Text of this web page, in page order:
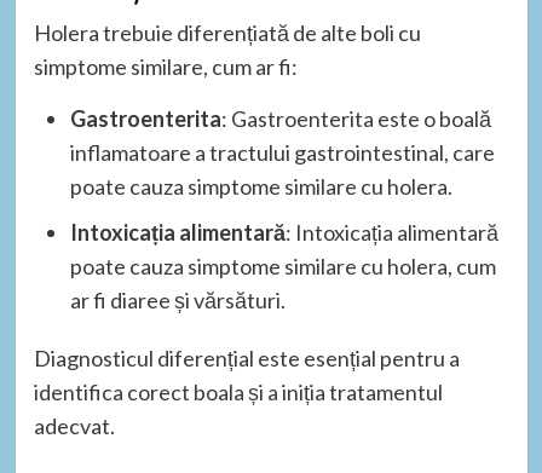
Holera trebuie diferențiată de alte boli cu
simptome similare, cum ar fi:
Gastroenterita: Gastroenterita este o boală
inflamatoare a tractului gastrointestinal, care
poate cauza simptome similare cu holera.
Intoxicația alimentară: Intoxicația alimentară
poate cauza simptome similare cu holera, cum
ar fi diaree și vărsături.
Diagnosticul diferențial este esențial pentru a
identifica corect boala și a iniția tratamentul
adecvat.